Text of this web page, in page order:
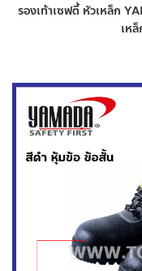
รองเท้าเซฟตี้ หัวเหล็ก
เห